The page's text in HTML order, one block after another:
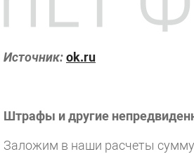
Источник:ok.ru
Штрафы и другие
Заложим в наши расчеты